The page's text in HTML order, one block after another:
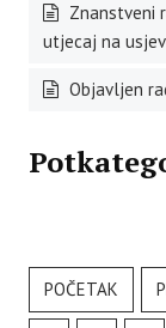
Znanstveni
utjecaj na
Objavljen
POČETAK